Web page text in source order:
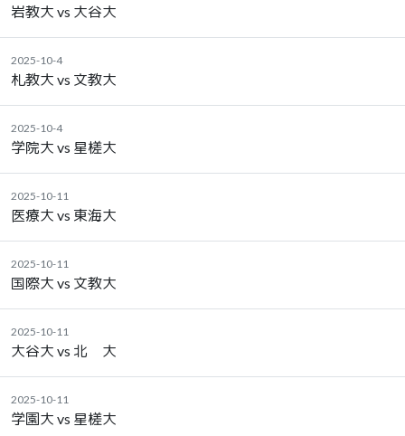
岩教大 vs 大谷大
2025-10-4
札教大 vs 文教大
2025-10-4
学院大 vs 星槎大
2025-10-11
医療大 vs 東海大
2025-10-11
国際大 vs 文教大
2025-10-11
大谷大 vs 北 大
2025-10-11
学園大 vs 星槎大